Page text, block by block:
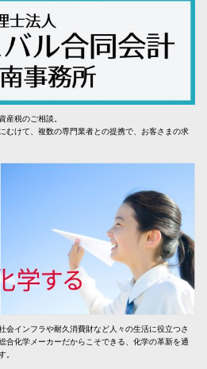
産税のご相談。
むけて、複数の専門業者との提携で、お客さまの求
会インフラや耐久消費財など人々の生活に役立つさ
合化学メーカーだからこそできる、化学の革新を通
。